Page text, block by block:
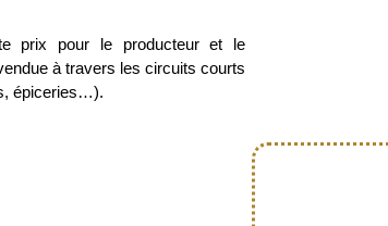
prix pour le producteur et le
à travers les circuits courts
épiceries…).